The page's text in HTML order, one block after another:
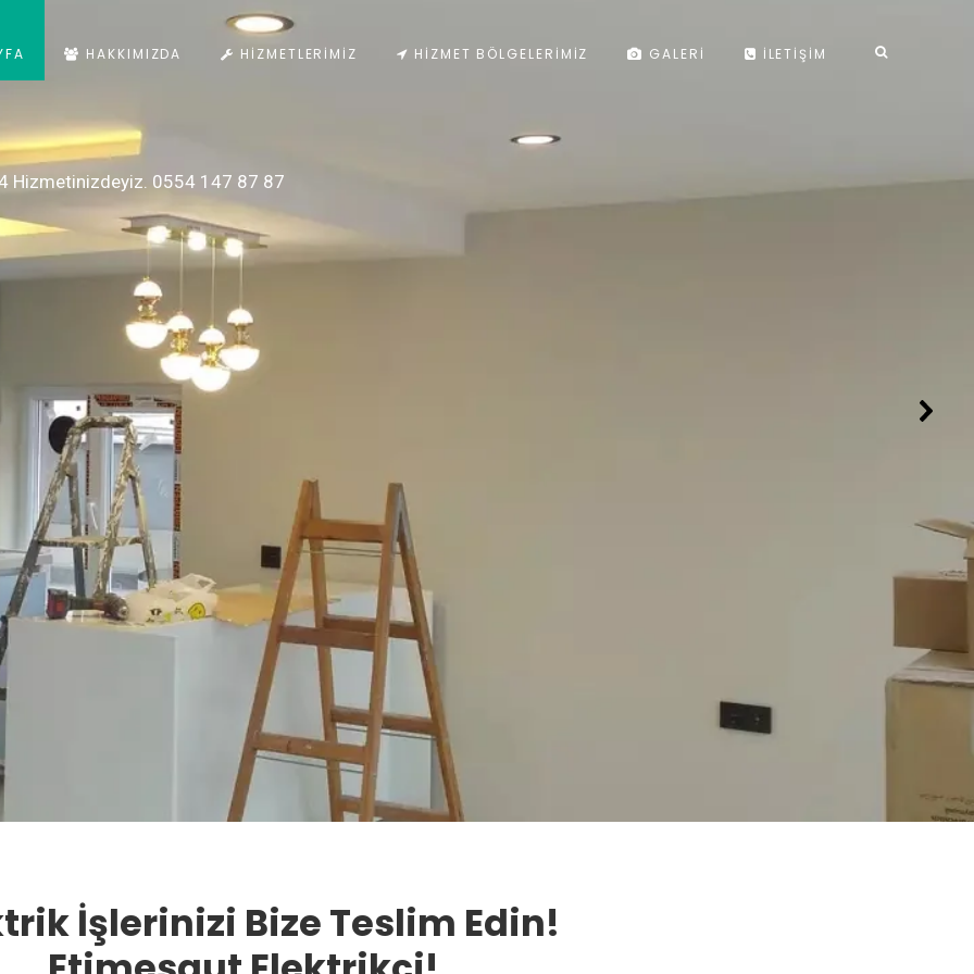
HAKKIMIZDA HIZMETLERIMIZ HIZMET BÖLGELERIMIZ GALERI İLETIŞIM
Hizmetinizdeyiz. 0554 147 87 87
İşlerinizi Bize Teslim Edin!